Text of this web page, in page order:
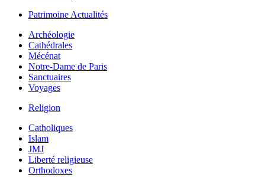
Patrimoine Actualités
Archéologie
Cathédrales
Mécénat
Notre-Dame de Paris
Sanctuaires
Voyages
Religion
Catholiques
Islam
JMJ
Liberté religieuse
Orthodoxes